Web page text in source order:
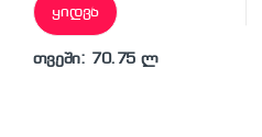
ყიდვა
თვეში: 70.75 ლ